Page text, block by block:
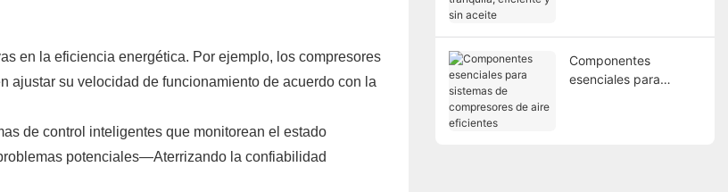
en la eficiencia energética. Por ejemplo, los compresores
su velocidad de funcionamiento de acuerdo con la
de control inteligentes que monitorean el estado
potenciales—Aterrizando la confiabilidad
Componentes
esenciales para